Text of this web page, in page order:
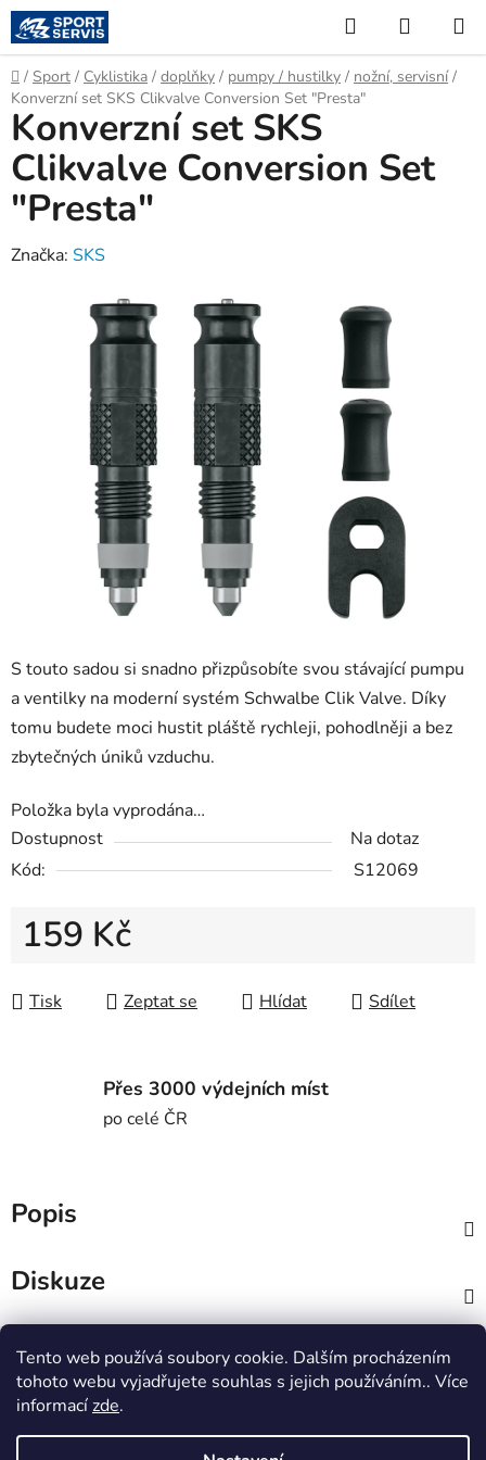
Tento web používá soubory cookie. Dalším procházením
tohoto webu vyjadřujete souhlas s jejich používáním.. Více
informacízde.
Přejít
na
obsah
Hledat
KOŠÍK
Domů
/ Sport / Cyklistika / doplňky / pumpy / hustilky / nožní, servisní /
Konverzní set SKS Clikvalve Conversion Set "Presta"
S touto sadou si snadno přizpůsobíte svou stávající pumpu
a ventilky na moderní systém Schwalbe Clik Valve. Díky
tomu budete moci hustit pláště rychleji, pohodlněji a bez
zbytečných úniků vzduchu.
Položka byla vyprodána…
Dostupnost
Na dotaz
Kód:
S12069
159 Kč
Tisk
Zeptat se Hlídat Sdílet
Konverzní set SKS
Clikvalve Conversion Set
"Presta"
Značka: SKS
Přes 3000 výdejních míst
po celé ČR
Popis
Diskuze
Z
MTWorkout Fitness prcek
Centrum environmentální výchovy Stolístek